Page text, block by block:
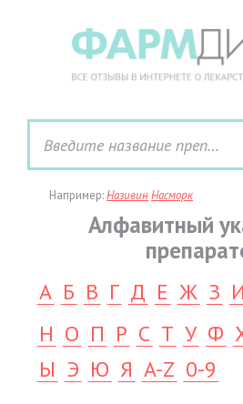
Например:НазивинНасморк
Алфавитный
А Б В Г Д Е Ж З И
Н О П Р С Т У Ф
Ы Э Ю Я A-Z 0-9